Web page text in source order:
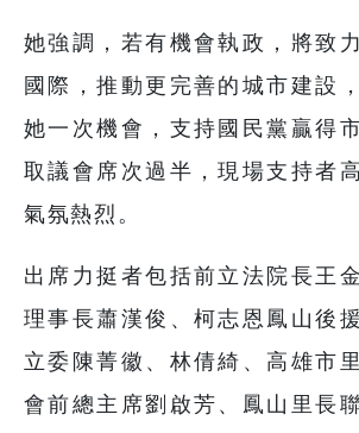
她強調，若有機會執政，將致
國際，推動更完善的城市建設
她一次機會，支持國民黨贏得
取議會席次過半，現場支持者
氣氛熱烈。
出席力挺者包括前立法院長王
理事長蕭漢俊、柯志恩鳳山後
立委陳菁徽、林倩綺、高雄市
會前總主席劉啟芳、鳳山里長